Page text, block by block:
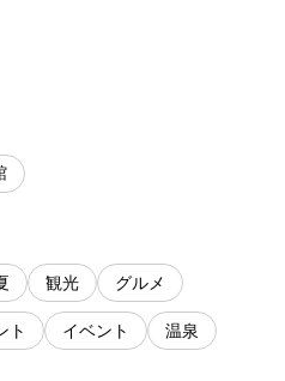
観光 グルメ
ト イベント 温泉